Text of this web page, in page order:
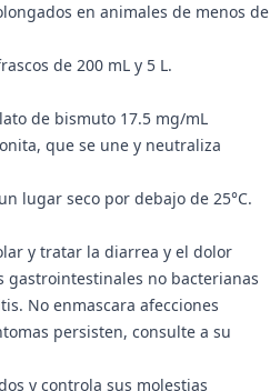
en animales de menos de
de 200 mL y 5 L.
de bismuto 17.5 mg/mL
que se une y neutraliza
lugar seco por debajo de 25°C.
y tratar la diarrea y el dolor
gastrointestinales no bacterianas
No enmascara afecciones
persisten, consulte a su
y controla sus molestias